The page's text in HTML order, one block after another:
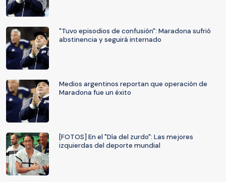
"Tuvo episodios de confusión": Maradona sufrió
abstinencia y seguirá internado
Medios argentinos reportan que operación de
Maradona fue un éxito
[FOTOS] En el "Día del zurdo": Las mejores
izquierdas del deporte mundial